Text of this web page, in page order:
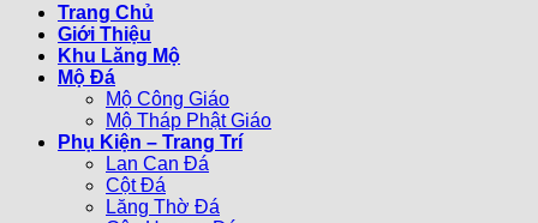
Trang Chủ
Giới Thiệu
Khu Lăng Mộ
Mộ Đá
Mộ Công Giáo
Mộ Tháp Phật Giáo
Phụ Kiện – Trang Trí
Lan Can Đá
Cột Đá
Lăng Thờ Đá